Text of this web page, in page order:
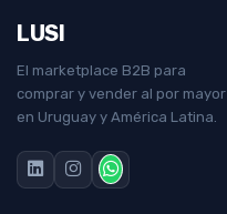
LUSI
El marketplace B2B para
comprar y vender al por mayor
en Uruguay y América Latina.